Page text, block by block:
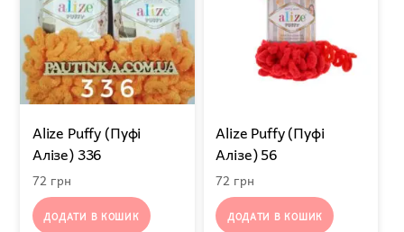
Alize Puffy (Пуфі
Алізе) 336
72 грн
ДОДАТИ В КОШИК
Alize Puffy (Пуфі
Алізе) 56
72 грн
ДОДАТИ В КОШИК